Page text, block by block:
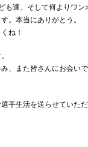
も達、そして何よりワン
。本当にありがとう。
ね！
、また皆さんにお会い
手生活を送らせていた